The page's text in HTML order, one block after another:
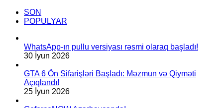
SON
POPULYAR
WhatsApp-ın pullu versiyası rəsmi olaraq başladı!
30 İyun 2026
GTA 6 Ön Sifarişləri Başladı: Məzmun və Qiyməti
Açıqlandı!
25 İyun 2026